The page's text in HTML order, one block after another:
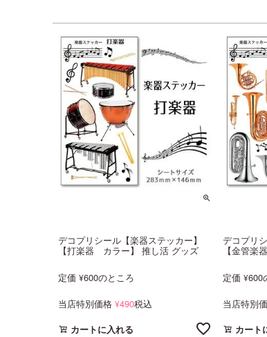
デコプリシール【楽器ステッカー】
【打楽器 カラー】 推し活 グッズ
定価 ¥600のところ
当店特別価格 ¥490税込
カートに入れる
デコプリ
【金管
定価 ¥600
当店特別
カート